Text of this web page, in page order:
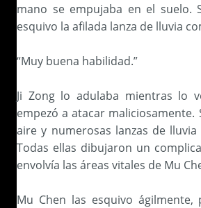
mano se empujaba en el suelo.
esquivo la afilada lanza de lluvia
“Muy buena habilidad.”
Ji Zong lo adulaba mientras lo
empezó a atacar
aire y numerosas lanzas de
Todas ellas dibujaron un
envolvía las áreas vitales de Mu
Mu Chen las esquivo